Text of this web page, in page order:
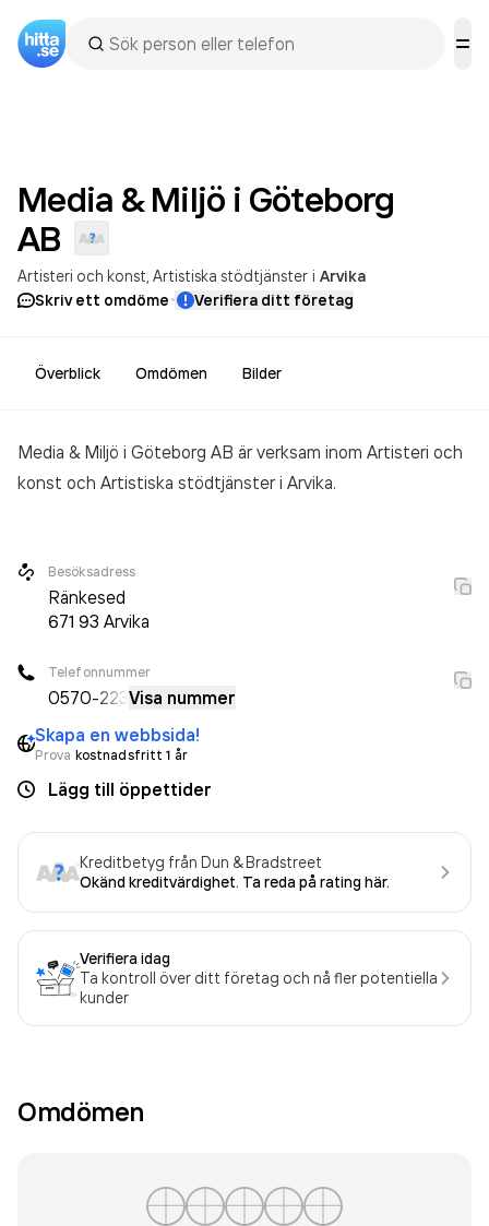
Media & Miljö i Göteborg
AB
Artisteri och konst Artistiska stödtjänster i Arvika
Skriv ett omdöme· Verifiera ditt företag
Överblick Omdömen Bilder
Media & Miljö i Göteborg AB är verksam inom Artisteri och
konst och Artistiska stödtjänsteri Arvika.
Besöksadress
Ränkesed
671 93 Arvika
Telefonnummer
0570-223Visa nummer
Skapa en webbsida!
Prova kostnadsfritt 1 år
Lägg till öppettider
Kreditbetyg från Dun & Bradstreet
Okänd kreditvärdighet. Ta reda på rating här.
Verifiera idag
Ta kontroll över ditt företag och nå fler potentiella
kunder
Omdömen